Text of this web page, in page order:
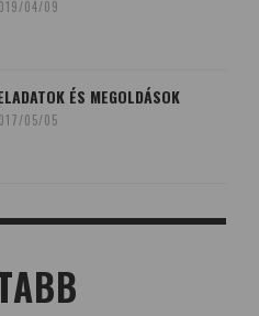
04/09
ÉS MEGOLDÁSOK
05/05